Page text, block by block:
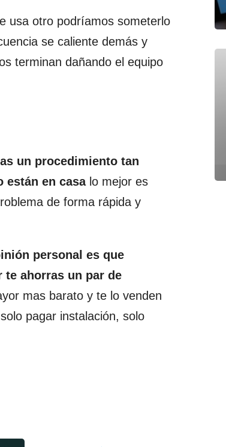
usa otro podríamos someterlo
se caliente demás y
terminan dañando el equipo
un procedimiento tan
están en casalo mejor es
de forma rápida y
personal es que
te ahorras un par de
mas barato y te lo venden
pagar instalación, solo